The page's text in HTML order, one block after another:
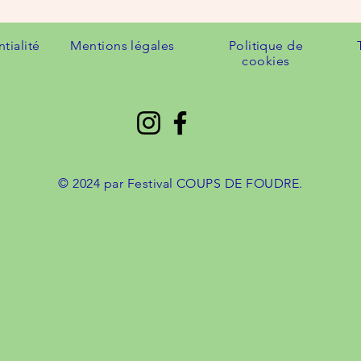
Mentions légales
Politique de
cookies
© 2024 par Festival COUPS DE FOUDRE.